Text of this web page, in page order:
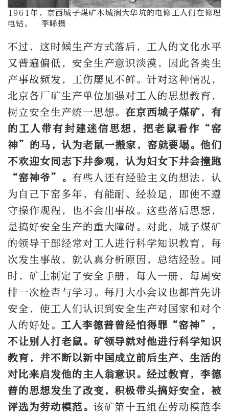
1961年，京西城子煤矿木城涧大华坑的电修工人们在修理
电钻。 李晞摄
不过，这时候生产方式落后，工人的文化水平
又普遍偏低，安全生产意识淡漠，因此各类生
产事故频发，工伤屡见不鲜。针对这种情况，
北京各厂矿生产单位加强对工人的思想教育，
树立安全生产统一思想。 在京西城子煤矿，有
的工人带有封建迷信思想，把老鼠看作“窑
神”的马，认为老鼠一搬家，窑就要塌。他们
不欢迎女同志下井参观，认为妇女下井会撞跑
“窑神爷”。有些人还有经验主义的想法，认
为自己下窑多年，有能耐、经验足，即使不遵
守操作规程，也不会出事故。这些落后思想，
是搞好安全生产的重大障碍。对此，城子煤矿
的领导干部经常对工人进行科学知识教育，每
次发生事故，就认真分析原因，总结经验。同
时，矿上制定了安全手册，每人一册，每周安
排一次检查与学习。每月大小会议也都首先讲
安全，使工人们认识到安全生产对国家和对个
人的好处。 工人李德普曾经怕得罪“窑神”，
不让别人打老鼠。矿领导就对他进行科学知识
教育，并不断以新中国成立前后生产、生活的
对比来启发他的主人翁意识。经过教育，李德
普的思想发生了改变，积极带头搞好安全，被
评选为劳动模范。 该矿第十五组在劳动模范李